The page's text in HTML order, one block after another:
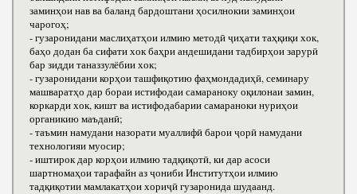
заминҳои нав ва баланд бардоштани ҳосилнокии заминҳои
чарогоҳ;
- гузаронидани маслиҳатҳои илмию методӣ ҷиҳати таҳқиқи хок,
баҳо додан ба сифати хок баҳри андешидани тадбирҳои зарурӣ
бар зидди таназзулёбии хок;
- гузаронидани корҳои ташфиқотию фаҳмондадиҳӣ, семинару
машваратҳо дар бораи истифодаи самараноку оқилонаи замин,
коркарди хок, кишт ва истифодабарии самараноки нуриҳои
органикию маъданӣ;
- таъмин намудани назорати муаллифӣ барои ҷорӣ намудани
технологияи муосир;
- иштирок дар корҳои илмию тадқиқотӣ, ки дар асоси
шартномаҳои тарафайн аз ҷониби Институтҳои илмию
тадқиқотии мамлакатҳои хориҷӣ гузаронида шудаанд.